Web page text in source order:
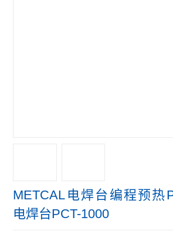
METCAL电焊台编程预热
电焊台PCT-1000